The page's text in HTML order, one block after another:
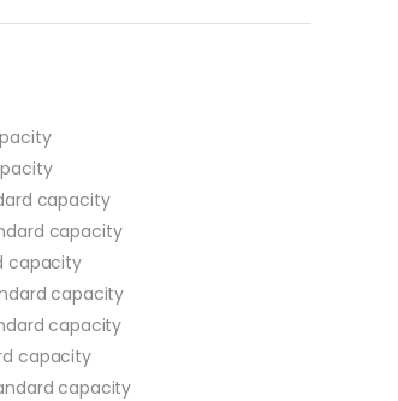
capacity
capacity
capacity
capacity
capacity
capacity
capacity